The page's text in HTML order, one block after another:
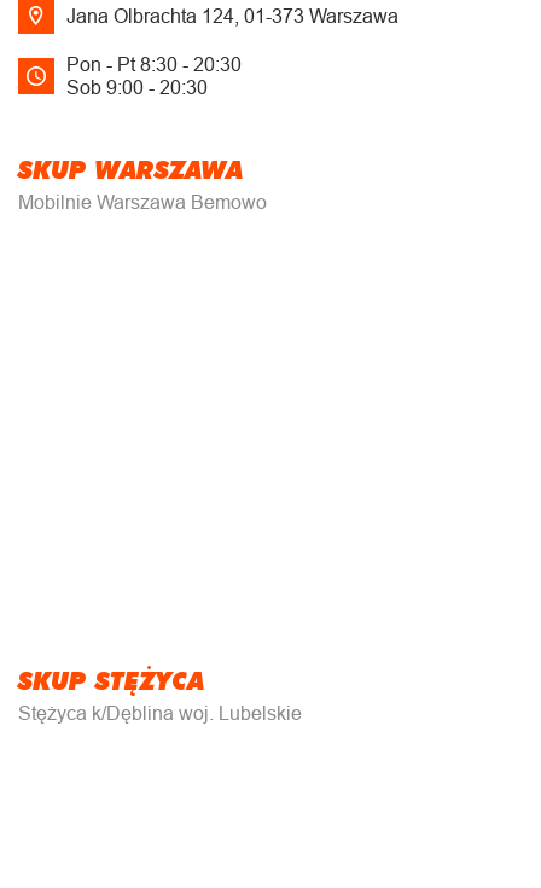
Jana Olbrachta 124, 01-373 Warszawa
Pon - Pt 8:30 - 20:30
Sob 9:00 - 20:30
SKUP WARSZAWA
Mobilnie Warszawa Bemowo
SKUP STĘŻYCA
Stężyca k/Dęblina woj. Lubelskie